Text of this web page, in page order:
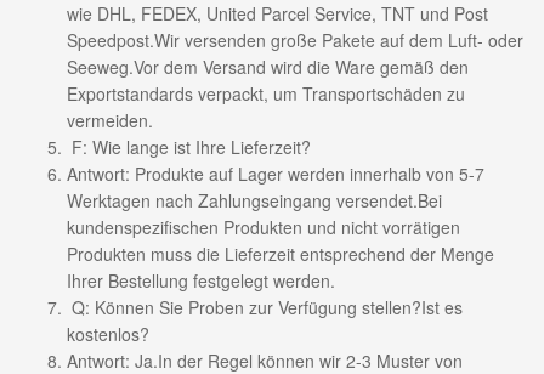
wie DHL, FEDEX, United Parcel Service, TNT und Post
Speedpost.Wir versenden große Pakete auf dem Luft- oder
Seeweg.Vor dem Versand wird die Ware gemäß den
Exportstandards verpackt, um Transportschäden zu
vermeiden.
F: Wie lange ist Ihre Lieferzeit?
Antwort: Produkte auf Lager werden innerhalb von 5-7
Werktagen nach Zahlungseingang versendet.Bei
kundenspezifischen Produkten und nicht vorrätigen
Produkten muss die Lieferzeit entsprechend der Menge
Ihrer Bestellung festgelegt werden.
Q: Können Sie Proben zur Verfügung stellen?Ist es
kostenlos?
Antwort: Ja.In der Regel können wir 2-3 Muster von